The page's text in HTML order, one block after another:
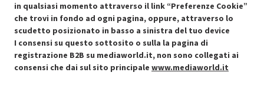
Condizioni generali di vendita Recedere dal contratto qui
in qualsiasi momento attraverso il link “Preferenze Cookie”
che trovi in fondo ad ogni pagina, oppure, attraverso lo
scudetto posizionato in basso a sinistra del tuo device
I consensi su questo sottosito o sulla la pagina di
registrazione B2B su mediaworld.it, non sono collegati ai
consensi che dai sul sito principale www.mediaworld.it